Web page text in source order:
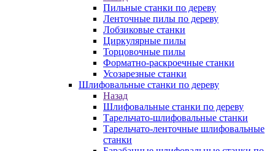
Пильные станки по дереву
Ленточные пилы по дереву
Лобзиковые станки
Циркулярные пилы
Торцовочные пилы
Форматно-раскроечные станки
Усозарезные станки
Шлифовальные станки по дереву
Назад
Шлифовальные станки по дереву
Тарельчато-шлифовальные станки
Тарельчато-ленточные шлифовальные
станки